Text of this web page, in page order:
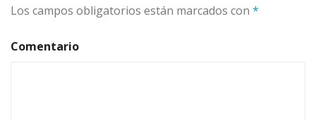
Los campos obligatorios están marcados con *
Comentario